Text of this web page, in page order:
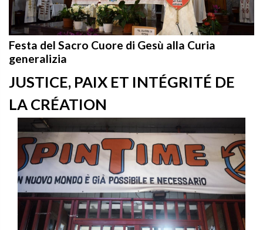
Festa del Sacro Cuore di Gesù alla Curia
generalizia
JUSTICE, PAIX ET INTÉGRITÉ DE
LA CRÉATION